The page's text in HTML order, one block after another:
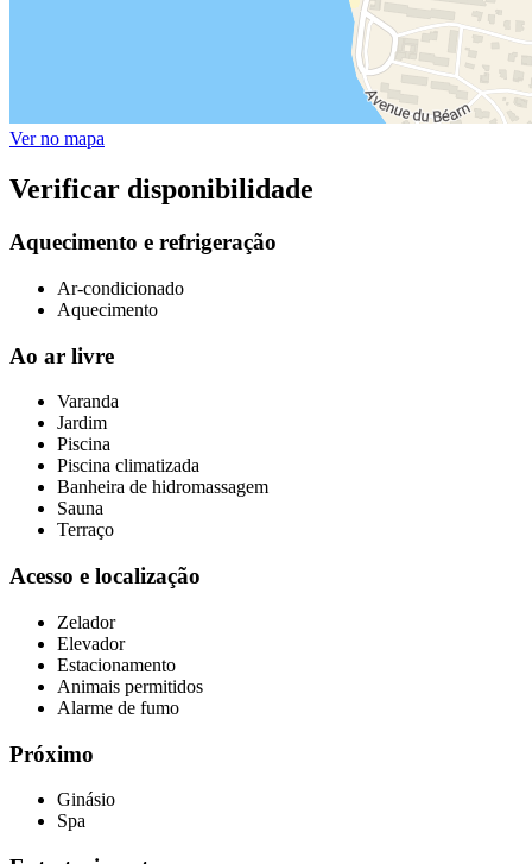
Ver no mapa
Verificar disponibilidade
Aquecimento e refrigeração
Ar-condicionado
Aquecimento
Ao ar livre
Varanda
Jardim
Piscina
Piscina climatizada
Banheira de hidromassagem
Sauna
Terraço
Acesso e localização
Zelador
Elevador
Estacionamento
Animais permitidos
Alarme de fumo
Próximo
Ginásio
Spa